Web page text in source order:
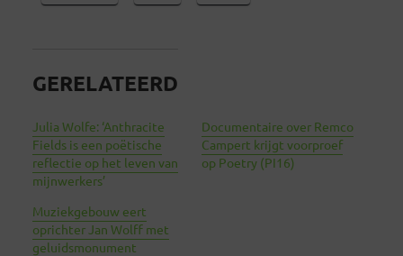
GERELATEERD
Julia Wolfe: ‘Anthracite
Fields is een poëtische
reflectie op het leven van
mijnwerkers’
Documentaire over Remco
Campert krijgt voorproef
op Poetry (PI16)
Muziekgebouw eert
oprichter Jan Wolff met
geluidsmonument